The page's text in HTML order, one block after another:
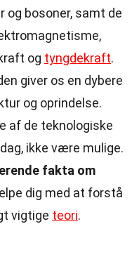
og bosoner, samt de
og tyngdekraft.
giver os en dybere
og oprindelse.
af de teknologiske
ikke være mulige.
fakta om
dig med at forstå
vigtige teori.